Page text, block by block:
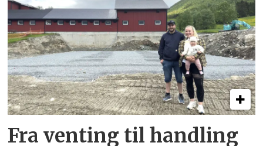
Fra venting til handling